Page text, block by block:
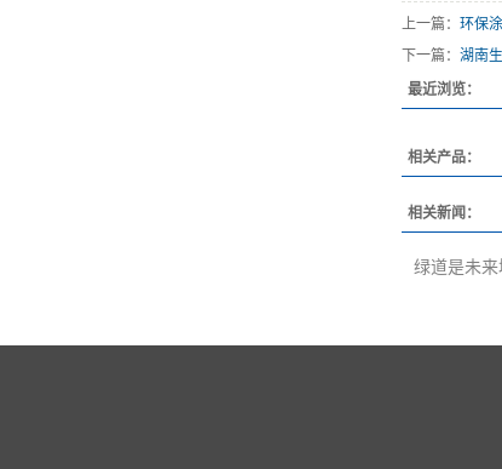
上一篇： 环保
下一篇： 湖南
最近浏览：
相关产品：
相关新闻：
绿道是未